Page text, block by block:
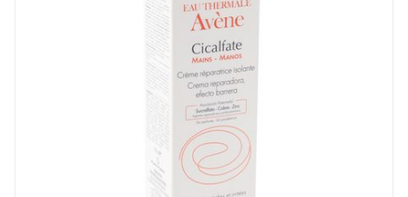
115 mm
75 ml
Kamertemperatuur (15°C - 25°C)